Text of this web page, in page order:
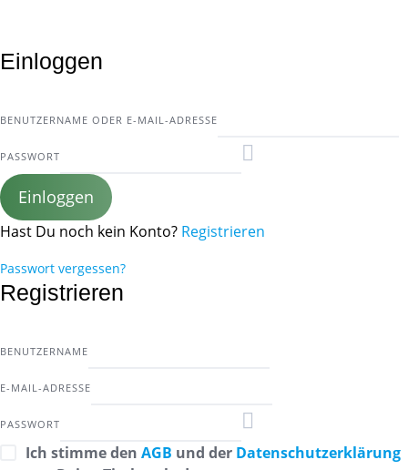
Einloggen
BENUTZERNAME ODER E-MAIL-ADRESSE
PASSWORT
Einloggen
Hast Du noch kein Konto? Registrieren
Passwort vergessen?
Registrieren
BENUTZERNAME
E-MAIL-ADRESSE
PASSWORT
Ich stimme den AGB und der Datenschutzerklärung